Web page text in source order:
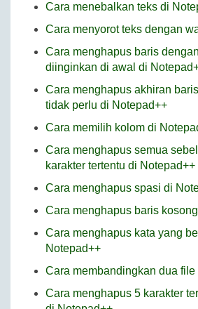
Cara menebalkan teks di
Cara menyorot teks dengan
Cara menghapus baris
diinginkan di awal di
Cara menghapus akhiran
tidak perlu di Notepad++
Cara memilih kolom di
Cara menghapus semua
karakter tertentu di Notepad++
Cara menghapus spasi di
Cara menghapus baris
Cara menghapus kata yang
Notepad++
Cara membandingkan dua
Cara menghapus 5 karakter